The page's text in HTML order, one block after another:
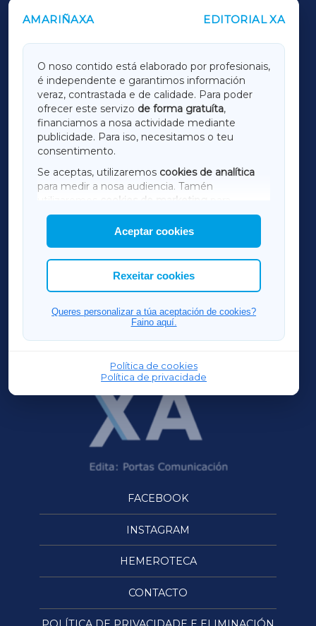
AMARIÑAXA EDITORIAL XA
O noso contido está elaborado por profesionais,
é independente e garantimos información
veraz, contrastada e de calidade. Para poder
ofrecer este servizo de forma gratuíta,
financiamos a nosa actividade mediante
publicidade. Para iso, necesitamos o teu
consentimento.
Se aceptas, utilizaremos cookies de analítica
para medir a nosa audiencia. Tamén
utilizaremos
cookies de marketing
mostrar publicidade de terceiros.
Así mesmo, podes personalizar a elección das
cookies que desexas permitir.
Aceptar cookies
Rexeitar cookies
Queres personalizar a túa aceptación de cookies?
Faino aquí.
Política de cookies
Política de privacidade
OUTROS PERIÓDICOS
LUGOXA
TERRACHAXA
AMARIÑAXA
RIBEIRASACRAXA
ACORUÑAXA
FERROLXA
OURENSEXA
FACEBOOK
INSTAGRAM
HEMEROTECA
CONTACTO